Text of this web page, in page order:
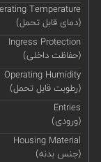
Temperature
(دمای قابل تحمل)
Ingress Protection
(حفاظت داخلی)
Operating Humidity
(رطوبت قابل تحمل)
Entries
(ورودی)
Housing Material
(جنس بدنه)